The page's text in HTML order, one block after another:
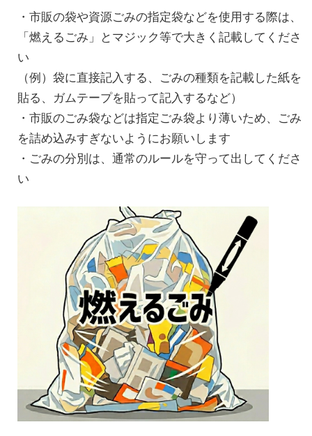
・市販の袋や資源ごみの指定袋などを使用する際は、
「燃えるごみ」とマジック等で大きく記載してくださ
い
（例）袋に直接記入する、ごみの種類を記載した紙を
貼る、ガムテープを貼って記入するなど）
・市販のごみ袋などは指定ごみ袋より薄いため、ごみ
を詰め込みすぎないようにお願いします
・ごみの分別は、通常のルールを守って出してくださ
い